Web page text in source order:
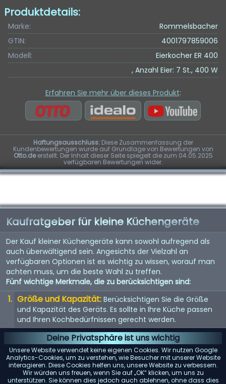
Deine Privatsphäre ist uns wichtig
Unsere Website verwendet keine eigenen Cookies. Wir nutzen Google
Analytics-Cookies, um zu verstehen, wie Besucher mit unserer Website
interagieren. Diese Cookies helfen uns, unsere Website zu verbessern.
Wir würden uns freuen, wenn Sie auf „OK“ klicken, um uns zu
unterstützen. Sie können dies jedoch auch ablehnen, ohne dass dies
Produktdetails:
Marke:
Rommelsbacher
GTIN:
4001797859006
Modell:
Eierkocher ER 400
, Anzahl Eier: 7 St., 400 W
Erfahren Sie mehr über dieses Produkt:
Haftungsausschluss:Diese Zusammenfassung der
Kundenbewertungen wurde auf Grundlage von Bewertungen von
Otto.deerstellt. Der Inhalt dieser Seite spiegelt die zum 04.05.2025
verfügbaren Bewertungen wider.
Kaufratgeber für kleine Küchengeräte
Der Kauf kleiner Küchengeräte kann sowohl aufregend als
auch überwältigend sein. Angesichts der Vielzahl an
verfügbaren Optionen ist es wichtig zu wissen, worauf man
achten muss, um die beste Wahl zu treffen.
Fünf wichtige Merkmale, die zu berücksichtigen sind:
Größe und Kapazität: Berücksichtigen Sie die Größe
und Kapazität des Geräts. Es sollte in Ihre Küche passen
und Ihren Kochbedürfnissen gerecht werden.
Energieeffizienz: Energieeffiziente Geräte sparen nicht
nur Geld bei der Stromrechnung, sondern sind auch
umweltfreundlich.
Benutzerfreundlichkeit: Suchen Sie nach Geräten mit